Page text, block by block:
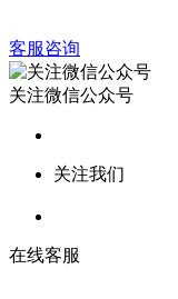
客服咨询
关注微信公众号
关注我们
在线客服